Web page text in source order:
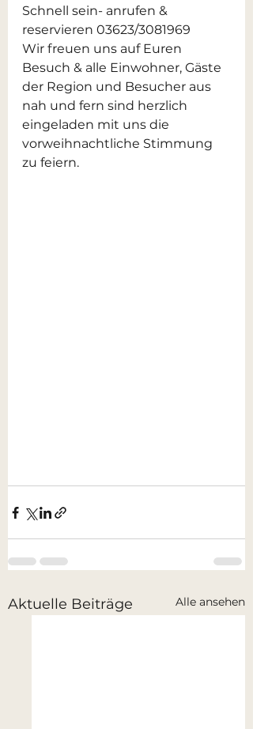
Schnell sein- anrufen &
reservieren 03623/3081969
Wir freuen uns auf Euren
Besuch & alle Einwohner, Gäste
der Region und Besucher aus
nah und fern sind herzlich
eingeladen mit uns die
vorweihnachtliche Stimmung
zu feiern.
Aktuelle Beiträge Alle ansehen